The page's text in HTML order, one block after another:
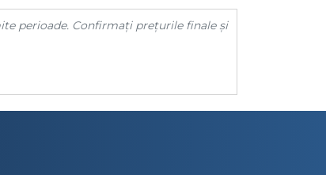
perioade. Confirmați prețurile finale și